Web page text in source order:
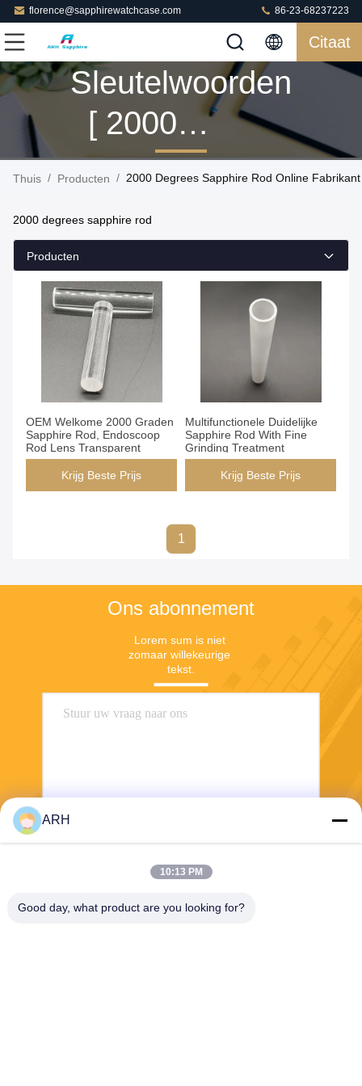
florence@sapphirewatchcase.com 86-23-68237223
Citaat
Sleutelwoorden
[ 2000
Degrees
Gelijke 2
Producten
Thuis / Producten / 2000 Degrees Sapphire Rod Online Fabrikant
2000 degrees sapphire rod
Producten
OEM Welkome 2000 Graden
Sapphire Rod, Endoscoop
Rod Lens Transparent
Krijg Beste Prijs
Multifunctionele Duidelijke
Sapphire Rod With Fine
Grinding Treatment
Krijg Beste Prijs
1
Ons abonnement
Lorem sum is niet
zomaar willekeurige
tekst.
ARH
10:13 PM
Good day, what product are you looking for?